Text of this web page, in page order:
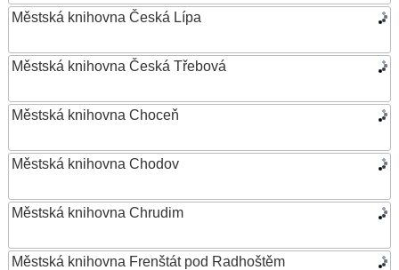
Městská knihovna Česká Lípa
Městská knihovna Česká Třebová
Městská knihovna Choceň
Městská knihovna Chodov
Městská knihovna Chrudim
Městská knihovna Frenštát pod Radhoštěm